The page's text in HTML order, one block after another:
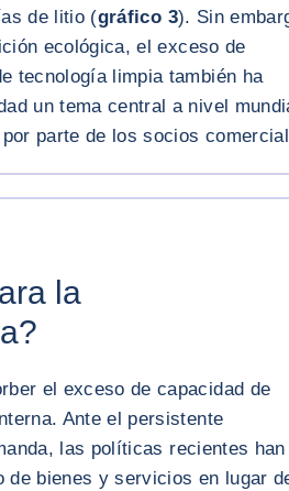
de litio (gráfico 3). Sin
ecológica, el exceso de
tecnología limpia también ha
un tema central a nivel
parte de los socios
la
el exceso de capacidad de
Ante el persistente
las políticas recientes han
de bienes y servicios en lugar